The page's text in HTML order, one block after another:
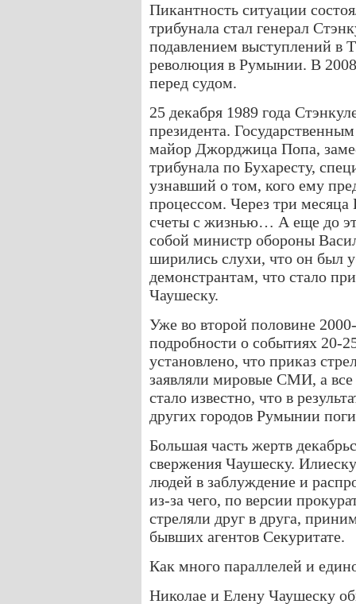
Пикантность ситуации
трибунала стал генерал
подавлением выступлений в
революция в Румынии. В 2008
перед судом.
25 декабря 1989 года
президента.
майор Джорджица Попа,
трибунала по Бухаресту,
узнавший о том, кого ему
процессом. Через три
счеты с жизнью… А еще до
собой министр обороны
ширились слухи, что он был
демонстрантам, что стало
Чаушеску.
Уже во второй половине
подробности о событиях 20-
установлено, что приказ
заявляли мировые СМИ, а все
стало известно, что в
других городов Румынии
Большая часть жертв
свержения Чаушеску.
людей в заблуждение и
из-за чего, по версии
стреляли друг в друга,
бывших агентов Секуритате.
Как много параллелей и
Николае и Елену Чаушеску